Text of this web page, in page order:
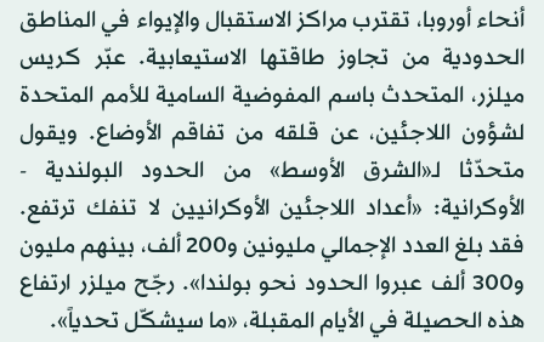
أنحاء أوروبا، تقترب مراكز الاستقبال والإيواء في المناطق
الحدودية من تجاوز طاقتها الاستيعابية. عبّر كريس
ميلزر، المتحدث باسم المفوضية السامية للأمم المتحدة
لشؤون اللاجئين، عن قلقه من تفاقم الأوضاع. ويقول
متحدّثا لـ«الشرق الأوسط» من الحدود البولندية -
الأوكرانية: «أعداد اللاجئين الأوكرانيين لا تنفك ترتفع.
فقد بلغ العدد الإجمالي مليونين و200 ألف، بينهم مليون
و300 ألف عبروا الحدود نحو بولندا». رجّح ميلزر ارتفاع
هذه الحصيلة في الأيام المقبلة، «ما سيشكّل تحدياً».